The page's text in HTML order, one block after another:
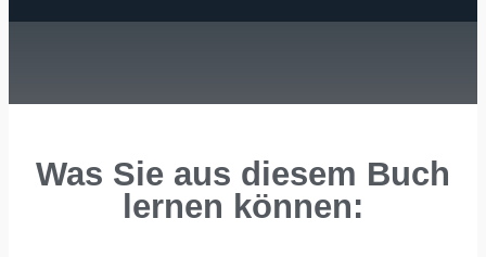
Was Sie aus diesem Buch
lernen können: